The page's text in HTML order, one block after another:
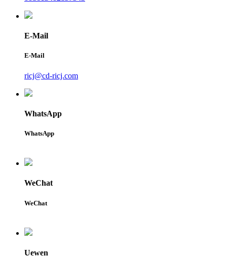
E-Mail
E-Mail
ricj@cd-ricj.com
WhatsApp
WhatsApp
WeChat
WeChat
Uewen